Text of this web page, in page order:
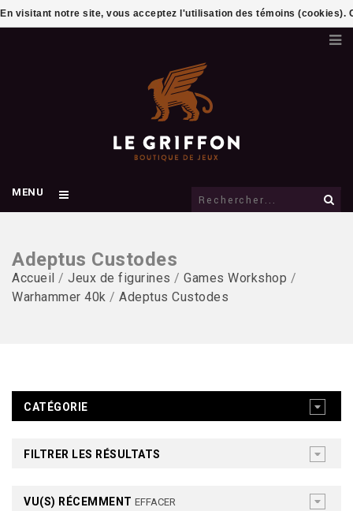
MENU
Adeptus Custodes
Accueil / Jeux de figurines / Games Workshop /
Warhammer 40k / Adeptus Custodes
CATÉGORIE
FILTRER LES RÉSULTATS
VU(S) RÉCEMMENT EFFACER
En visitant notre site, vous acceptez l'utilisation des témoins